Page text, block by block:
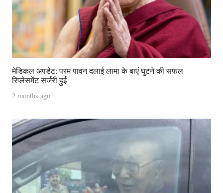
मेडिकल अपडेट: परम पावन दलाई लामा के बाएं घुटने की सफल
रिप्लेसमेंट सर्जरी हुई
2 months ago